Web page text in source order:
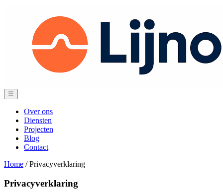
Menu
☰
Over ons
Diensten
Projecten
Blog
Contact
Home / Privacyverklaring
Privacyverklaring